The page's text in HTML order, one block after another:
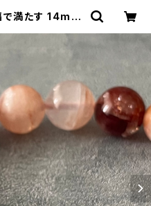
で満たす 14mm
ビーズ加工） | st